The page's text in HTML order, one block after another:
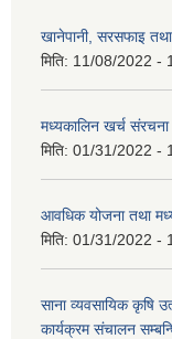
खानेपानी, सरसफाइ
मिति: 11/08/2022 -
मध्यकालिन खर्च संरचना
मिति: 01/31/2022 -
आवधिक योजना तथा
मिति: 01/31/2022 -
साना व्यवसायिक कृषि
कार्यक्रम संचालन